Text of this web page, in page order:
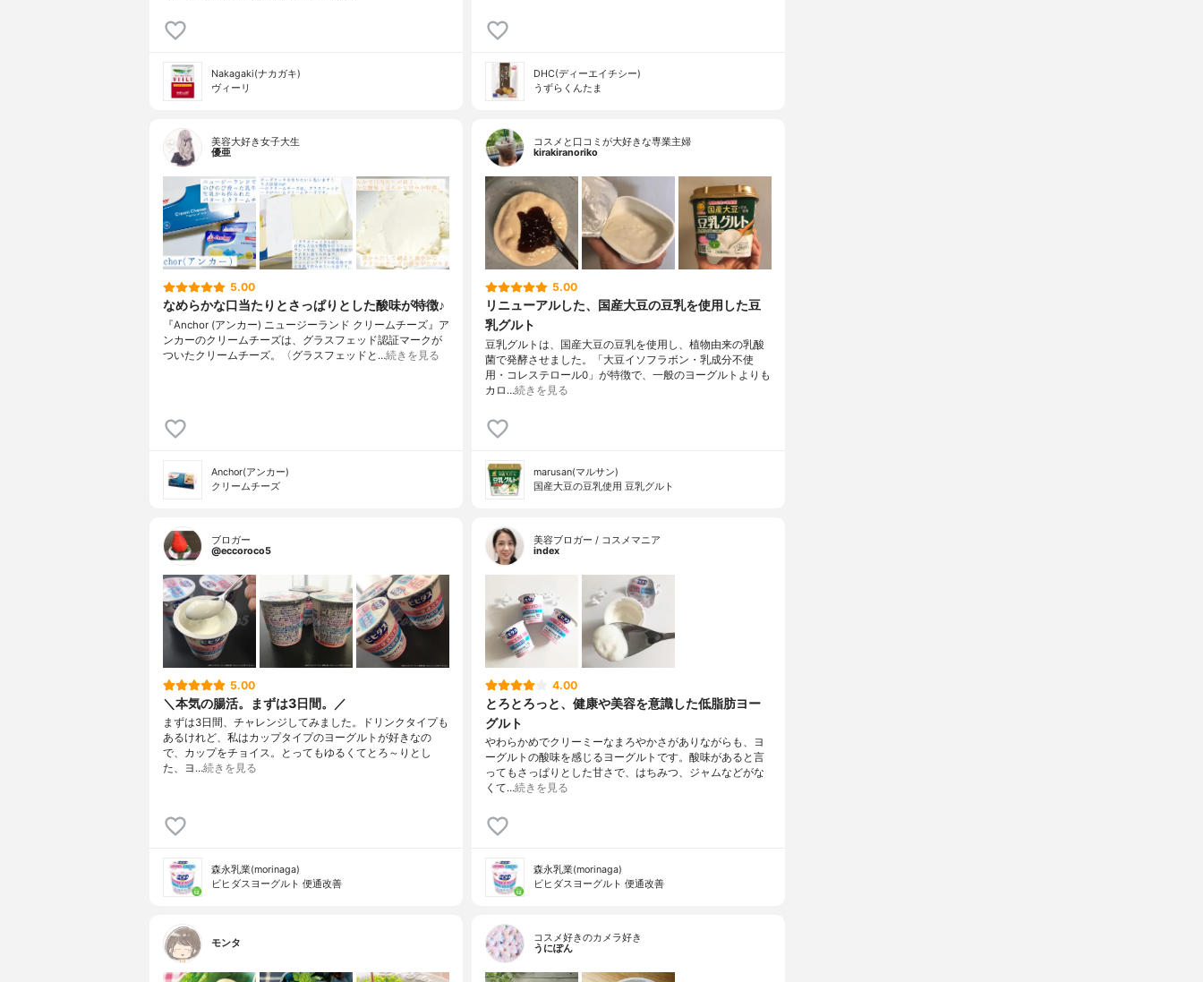
Nakagaki(ナカガキ)
ヴィーリ
DHC(ディーエイチシー)
うずらくんたま
美容大好き女子大生
優亜
5.00
なめらかな口当たりとさっぱりとした酸味が特徴♪
『Anchor (アンカー) ニュージーランド クリームチーズ』ア
ンカーのクリームチーズは、グラスフェッド認証マークが
ついたクリームチーズ。〈グラスフェッドと…続きを見る
Anchor(アンカー)
クリームチーズ
コスメと口コミが大好きな専業主婦
kirakiranoriko
5.00
リニューアルした、国産大豆の豆乳を使用した豆
乳グルト
豆乳グルトは、国産大豆の豆乳を使用し、植物由来の乳酸
菌で発酵させました。「大豆イソフラボン・乳成分不使
用・コレステロール0」が特徴で、一般のヨーグルトよりも
カロ…続きを見る
marusan(マルサン)
国産大豆の豆乳使用 豆乳グルト
ブロガー
@eccoroco5
5.00
＼本気の腸活。まずは3日間。／
まずは3日間、チャレンジしてみました。ドリンクタイプも
あるけれど、私はカップタイプのヨーグルトが好きなの
で、カップをチョイス。とってもゆるくてとろ～りとし
た、ヨ…続きを見る
森永乳業(morinaga)
ビヒダスヨーグルト 便通改善
美容ブロガー / コスメマニア
index
4.00
とろとろっと、健康や美容を意識した低脂肪ヨー
グルト
やわらかめでクリーミーなまろやかさがありながらも、ヨ
ーグルトの酸味を感じるヨーグルトです。酸味があると言
ってもさっぱりとした甘さで、はちみつ、ジャムなどがな
くて…続きを見る
森永乳業(morinaga)
ビヒダスヨーグルト 便通改善
モンタ
コスメ好きのカメラ好き
うにぽん